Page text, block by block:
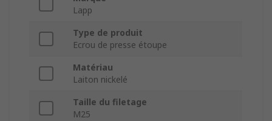
Lapp
Type de produit
Ecrou de presse étoupe
Matériau
Laiton nickelé
Taille du filetage
M25